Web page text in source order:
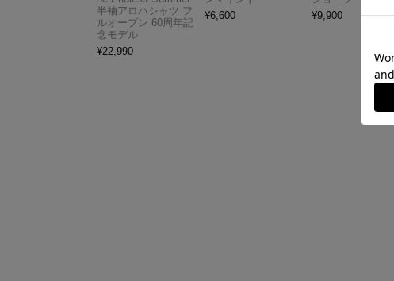
半袖アロハシャツ フ
ルオープン 60周年記
念モデル
¥22,990
¥6,600
¥9,900